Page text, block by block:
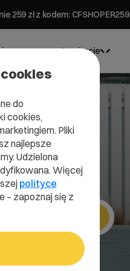
zł z kodem: CFSHOPER259
Inspiracje
do
cookies,
Pliki
najlepsze
Udzielona
Więcej
polityce
– zapoznaj się z